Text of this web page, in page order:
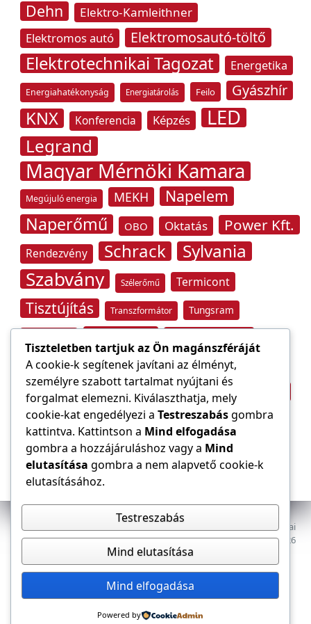
Dehn
Elektro-Kamleithner
Elektromos autó
Elektromosautó-töltő
Elektrotechnikai Tagozat Energetika
Energiahatékonyság Energiatárolás Feilo Gyászhír
KNX Konferencia Képzés LED
Legrand
Magyar Mérnöki Kamara
Megújuló energia MEKH Napelem
Naperőmű OBO Oktatás Power Kft.
Rendezvény Schrack Sylvania
Szabvány Szélerőmű Termicont
Tisztújítás Transzformátor Tungsram
Villámvédelem
Világítástechnika Áramfogyasztás
Áramszolgáltató Építőipar átviteli hálózat
Az E-VILLAMOS szaklap a Magyar Mérnöki Kamara Elektrotechnikai
Tagozatának lapja. Minden jog fenntartva, © 2009–2026
Dokumentumok Tagozat
Kapcsolat, impresszum
Tiszteletben tartjuk az Ön magánszféráját
A cookie-k segítenek javítani az élményt,
személyre szabott tartalmat nyújtani és
forgalmat elemezni. Kiválaszthatja, mely
cookie-kat engedélyezi a Testreszabásgombra
kattintva. Kattintson a Mind elfogadása
gombra a hozzájáruláshoz vagy a Mind
elutasítása gombra a nem alapvető cookie-k
elutasításához.
Testreszabás
Mind elutasítása
Mind elfogadása
Powered by